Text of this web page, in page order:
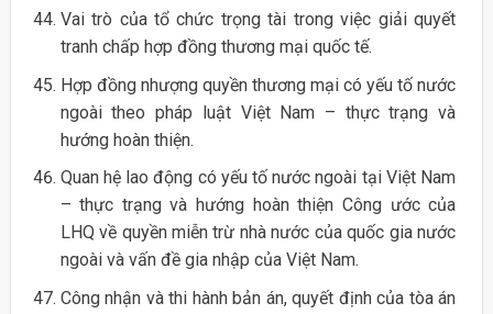
Vai trò của tổ chức trọng tài trong việc giải quyết
tranh chấp hợp đồng thương mại quốc tế.
Hợp đồng nhượng quyền thương mại có yếu tố nước
ngoài theo pháp luật Việt Nam – thực trạng và
hướng hoàn thiện.
Quan hệ lao động có yếu tố nước ngoài tại Việt Nam
– thực trạng và hướng hoàn thiện Công ước của
LHQ về quyền miễn trừ nhà nước của quốc gia nước
ngoài và vấn đề gia nhập của Việt Nam.
Công nhận và thi hành bản án, quyết định của tòa án